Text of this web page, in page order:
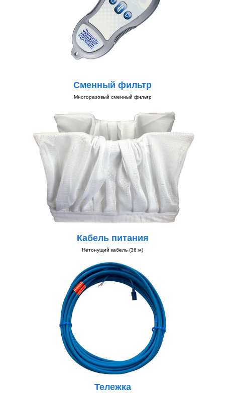
Сменный фильтр
Многоразовый сменный фильтр
Кабель питания
Нетонущий кабель (36 м)
Тележка